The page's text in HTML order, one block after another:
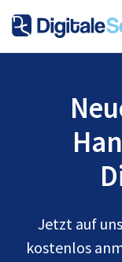
Jetzt auf
kostenlos